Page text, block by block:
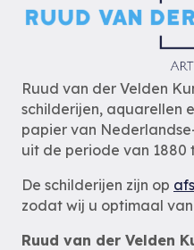
Ruud van der Velden
schilderijen, aquarellen
papier van
uit de periode van 1880
De schilderijen zijn op
zodat wij u optimaal
Ruud van der Velden